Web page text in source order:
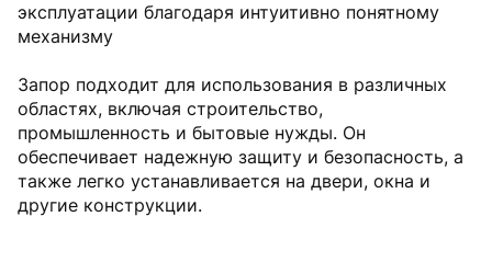
эксплуатации благодаря интуитивно понятному
механизму
Запор подходит для использования в различных
областях, включая строительство,
промышленность и бытовые нужды. Он
обеспечивает надежную защиту и безопасность, а
также легко устанавливается на двери, окна и
другие конструкции.